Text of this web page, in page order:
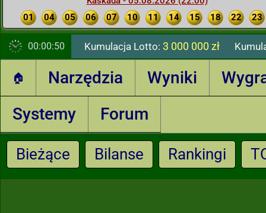
01
04 05 06 07 10 11 14 15 18 22 23
00:00:51 Kumulacja Lotto: 3 000 000 zł
🏠 Narzędzia Wyniki
Systemy
Forum
Bieżące Bilanse Rankingi